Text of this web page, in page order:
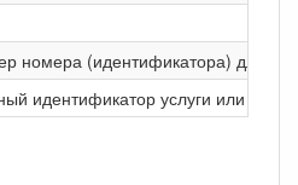
номера (идентификатора) для
идентификатор услуги или